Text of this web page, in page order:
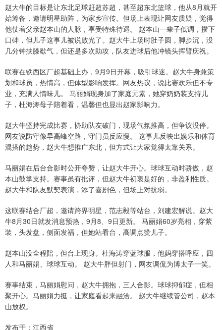
赵大牛的目标是让东北足球赶超苏超，甚至超东北篮球，他从8月就开
始筹备，邀请明星助阵，为家乡宣传。但场上表现让网友质疑，觉得
他仗着父亲赵本山的人脉，享受特殊待遇。 赵本山一辈子低调，攒下
口碑，但儿子这事儿被说败光了。赵大牛上场时肚子圆，脚步沉，没
几分钟扶膝歇气，但还是多次助攻，队友进球后他冲镜头挥臂庆祝。
联赛在铁西区厂超基础上办，9月9日开幕，吸引球迷。赵大牛身兼策
划和球员，热情高，但体型影响发挥。网友热议，说比赛欢乐但不专
业，充满人情味儿。 马丽娟现身加了家庭元素，她穿奶奶装支持儿
子，杜海涛母子陪着看，温馨但也显出赵家影响力。
赵大牛坚持完成比赛，协助队友破门，现场气氛推高，但争议没停。
网友说防守像早高峰空路，守门员反应慢。 这事儿反映出娱乐和体育
混搭的趋势，赵大牛想推广东北，但方式让大家觉得太靠关系。
马丽娟在后台合影时公开夸赞，让赵大牛开心。球球互动时骄傲，赵
本山鼓掌支持。赛事虽有批评，但赵大牛初衷是好的，非盈利性质。
赵大牛和队友默契表演，添了喜剧色，但场上对抗弱。
这联赛结合厂超，邀请跨界明星，范志毅等站台，刘建宏解说。赵大
牛8月30日就发消息预热，9月8、9日更新。 马丽娟60岁亮相，穿紫
装，头发盘，侧面发福，但她站看台，高调点赞儿子。
赵本山没全程陪，但台上现身。杜海涛穿蓝球服，他妈穿搭呼应，四
人和马丽娟、球球互动。 赵大牛胖但射门，网友调侃为博太子一笑。
赛事结束，马丽娟慰问，赵大牛拥抱，三人合影。球球抑郁症，但相
聚开心。马丽娟力挺，让家庭看起来融洽。 赵大牛继续管公司，赵本
山放权。
发布于：江西省